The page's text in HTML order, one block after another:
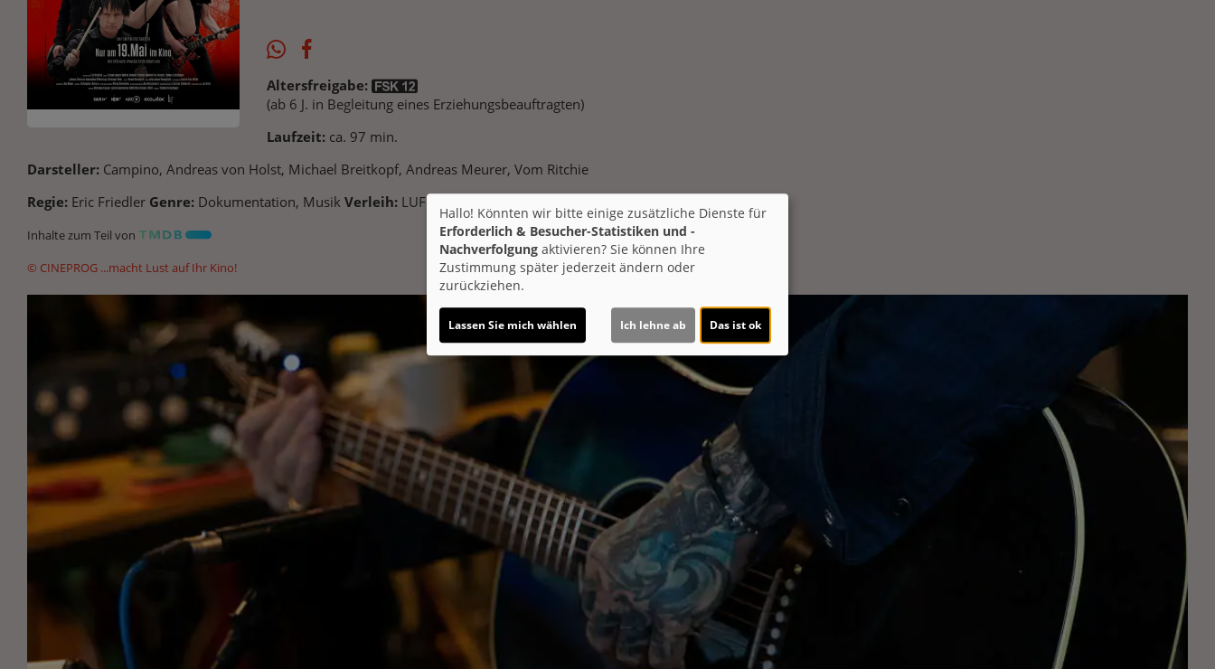
Altersfreigabe:
(ab 6 J. in Begleitung eines Erziehungsbeauftragten)
Laufzeit: ca. 97 min.
Darsteller: Campino, Andreas von Holst, Michael Breitkopf, Andreas Meurer, Vom Ritchie
Regie: Eric Friedler Genre: Dokumentation, Musik Verleih: LUF Kino
Inhalte zum Teil von
© CINEPROG ...macht Lust auf Ihr Kino!
Hallo! Könnten wir bitte einige zusätzliche Dienste für
Erforderlich & Besucher-Statistiken und -
Nachverfolgung aktivieren? Sie können Ihre
Zustimmung später jederzeit ändern oder
zurückziehen.
Lassen Sie mich wählen Ich lehne ab Das ist ok